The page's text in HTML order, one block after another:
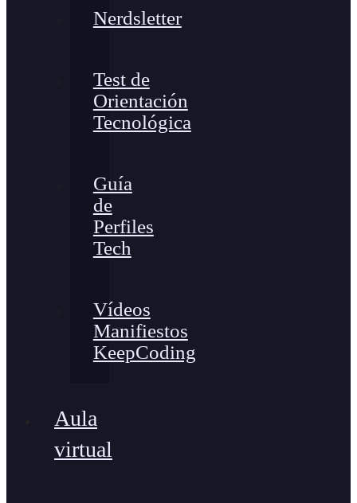
Nerdsletter
Test de
Orientación
Tecnológica
Guía
de
Perfiles
Tech
Vídeos
Manifiestos
KeepCoding
Aula
virtual